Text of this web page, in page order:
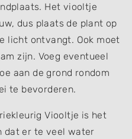
Het viooltje
dus plaats de plant op
licht ontvangt. Ook moet
zijn. Voeg eventueel
aan de grond rondom
te bevorderen.
Viooltje is het
dat er te veel water